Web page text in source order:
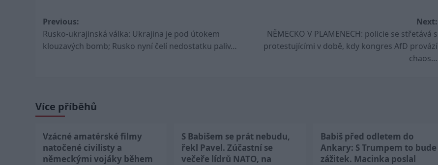
Post
navigation
Previous:
Rusko-ukrajinská válka: Ukrajina je pod útokem
klouzavých bomb; Rusko nyní čelí nedostatku paliv…
Next:
NĚMECKO V PLAMENECH: policie se střetává s
protestujícími v době, kdy kongres AfD provází
chaos…
Více příběhů
Vzácné amatérské filmy
natočené civilisty a
německými vojáky během
S Babišem se prát nebudu,
řekl Pavel. Zúčastní se
večeře lídrů NATO, na
Babiš před odletem do
Ankary: S Trumpem to bude
zážitek. Macinka poslal